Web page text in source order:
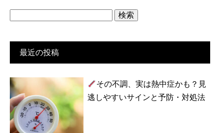
最近の投稿
その不調、実は熱中症かも？見
逃しやすいサインと予防・対処法